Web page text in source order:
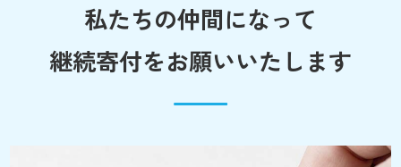
私たちの仲間になって
継続寄付をお願いいたします